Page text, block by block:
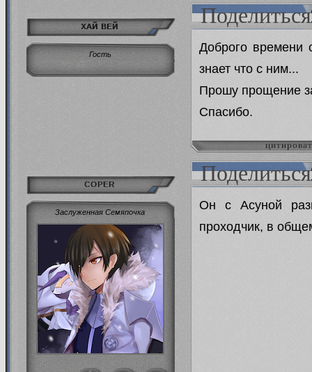
Поделиться
ХАЙ ВЕЙ
Гость
Доброго времени
знает что с ним...
Прошу прощение
Спасибо.
Поделиться
COPER
Заслуженная Семяпочка
Он с Асуной
проходчик, в